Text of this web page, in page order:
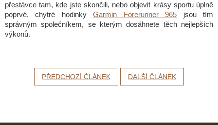
přestávce tam, kde jste skončili, nebo objevit krásy sportu úplně
poprvé, chytré hodinkyGarmin Forerunner 965 jsou tím
správným společníkem, se kterým dosáhnete těch nejlepších
výkonů.
PŘEDCHOZÍ ČLÁNEK DALŠÍ ČLÁNEK